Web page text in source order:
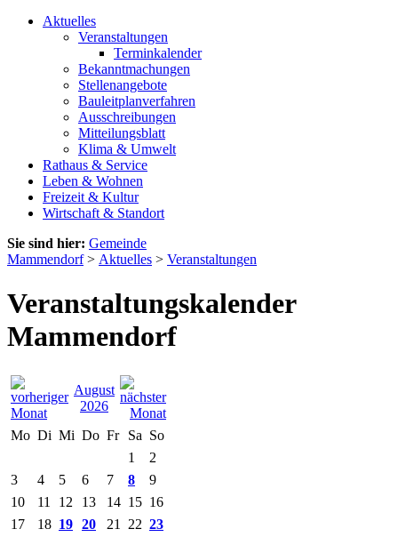
Aktuelles
Veranstaltungen
Terminkalender
Bekanntmachungen
Stellenangebote
Bauleitplanverfahren
Ausschreibungen
Mitteilungsblatt
Klima & Umwelt
Rathaus & Service
Leben & Wohnen
Freizeit & Kultur
Wirtschaft & Standort
Sie sind hier: Gemeinde
Mammendorf> Aktuelles > Veranstaltungen
Veranstaltungskalender
Mammendorf
August
2026
Mo Di Mi Do Fr Sa So
1
2
3
4 5 6 7 8
9
10
11 12 13 14 15 16
17
18 19 20 21 22 23